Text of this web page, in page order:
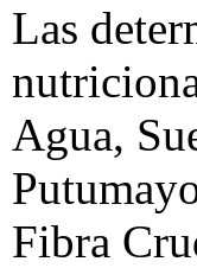
Las
Agua,
Fibra